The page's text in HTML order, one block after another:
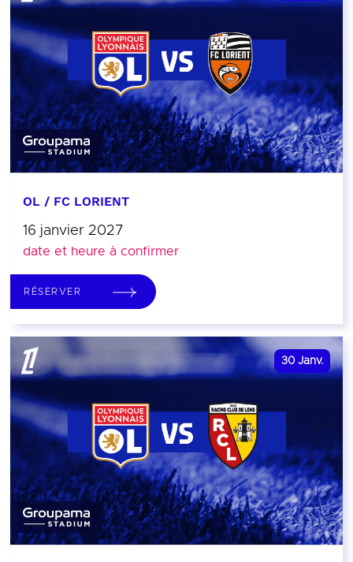
OL / FC LORIENT
16 janvier 2027
date et heure à confirmer
RÉSERVER
30 Janv.